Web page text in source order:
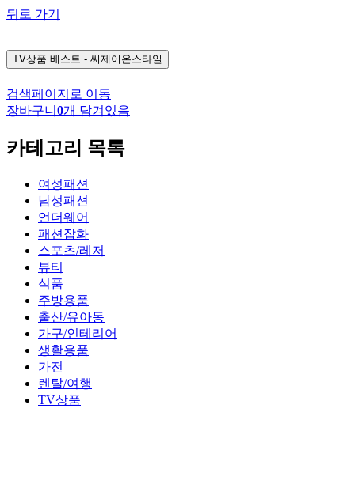
뒤로 가기
TV상품 베스트 - 씨제이온스타일
검색페이지로 이동
장바구니 0개 담겨있음
카테고리 목록
여성패션
남성패션
언더웨어
패션잡화
스포츠/레저
뷰티
식품
주방용품
출산/유아동
가구/인테리어
생활용품
가전
렌탈/여행
TV상품